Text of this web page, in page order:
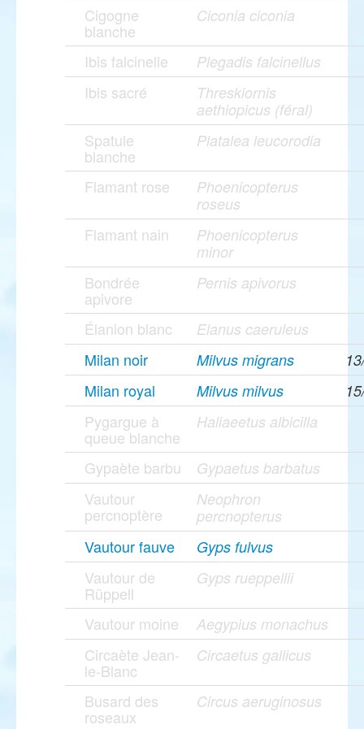
Cigogne
blanche
Ciconia ciconia
Ibis falcinelle Plegadis falcinellus
Ibis sacré
Threskiornis
aethiopicus (féral)
Spatule
blanche
Platalea leucorodia
Flamant rose
Phoenicopterus
roseus
Flamant nain
Phoenicopterus
minor
Bondrée
apivore
Pernis apivorus
Élanion blanc Elanus caeruleus
Milan noir Milvus migrans
Milan royal Milvus milvus
Pygargue à
queue blanche
Haliaeetus albicilla
Gypaète barbu Gypaetus barbatus
Vautour
percnoptère
Neophron
percnopterus
Vautour fauve Gyps fulvus
Vautour de
Rüppell
Gyps rueppellii
Vautour moine Aegypius monachus
Circaète Jean-
le-Blanc
Circaetus gallicus
Busard des
roseaux
Circus aeruginosus